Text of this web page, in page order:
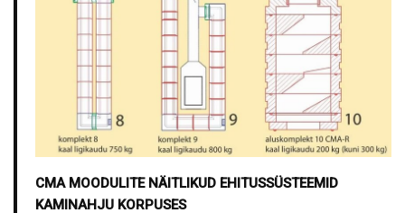
CMA MOODULITE NÄITLIKUD EHITUSSÜSTEEMID
KAMINAHJU KORPUSES